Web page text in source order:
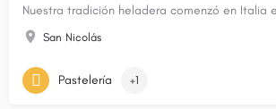
Nuestra tradición heladera comenzó en Italia
San Nicolás
Pastelería +1